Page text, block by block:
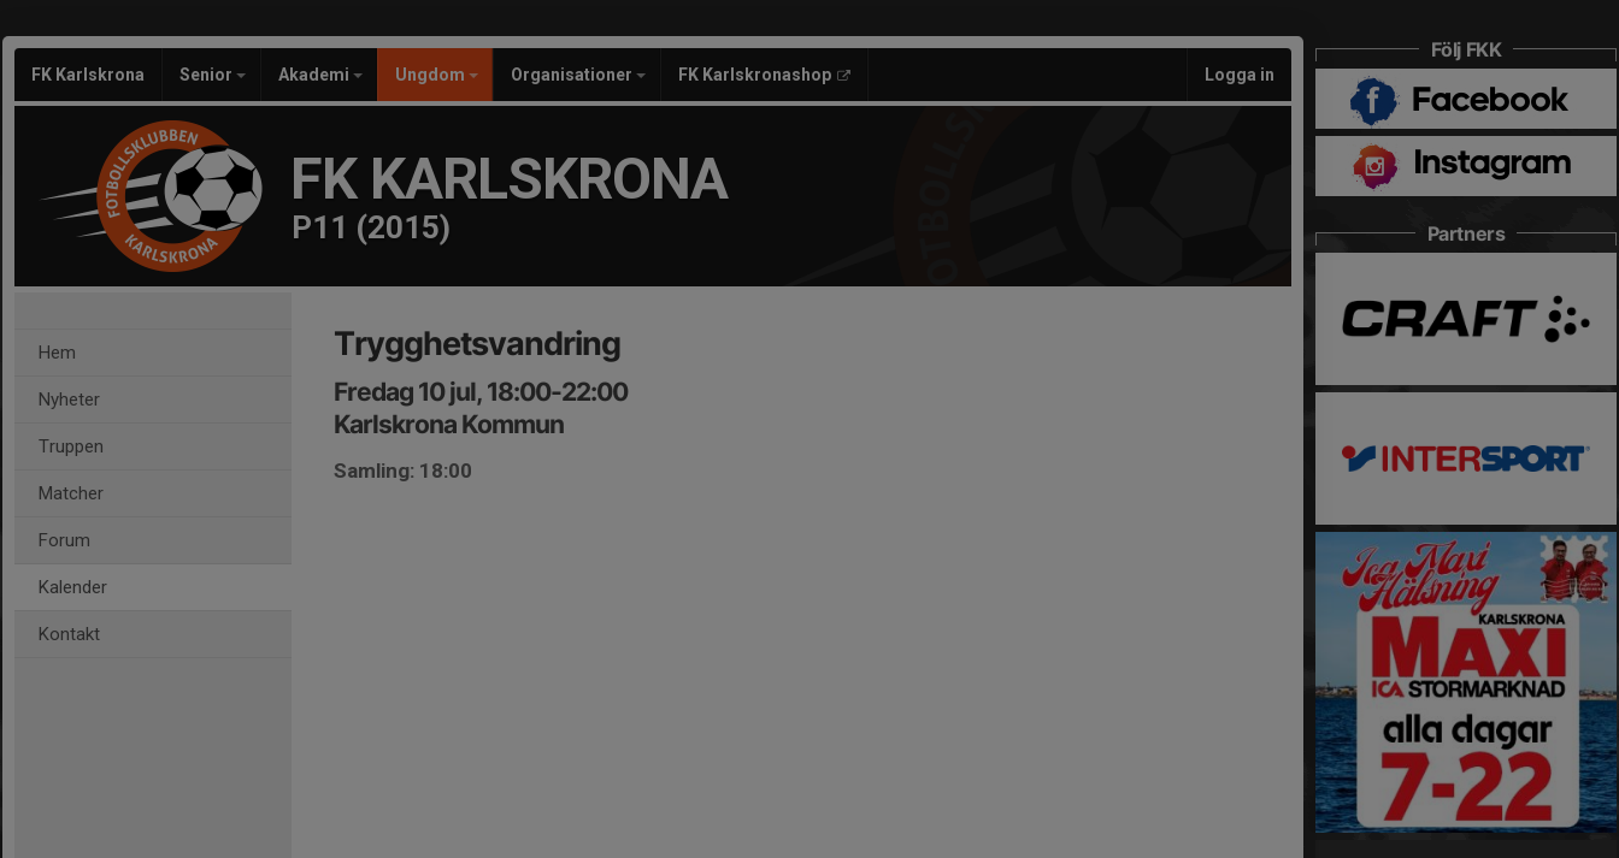
FK Karlskrona Senior Akademi Ungdom Organisationer FK Karlskronashop Logga in
FK KARLSKRONA
P11 (2015)
Hem
Nyheter
Truppen
Matcher
Forum
Kalender
Kontakt
Trygghetsvandring
Fredag 10 jul, 18:00-22:00
Karlskrona Kommun
Samling: 18:00
Följ FKK
Partners